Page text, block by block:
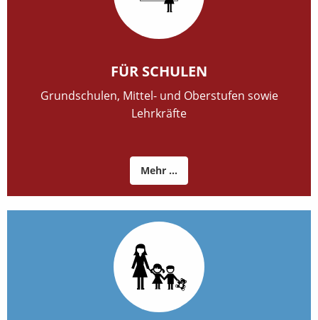
FÜR SCHULEN
Grundschulen, Mittel- und Oberstufen sowie
Lehrkräfte
Mehr ...